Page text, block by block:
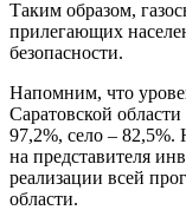
Таким образом,
прилегающих
безопасности.
Напомним, что
Саратовской
97,2%, село –
на представителя
реализации всей
области.